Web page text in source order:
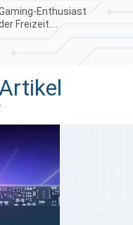
Enthusiast
Freizeit....